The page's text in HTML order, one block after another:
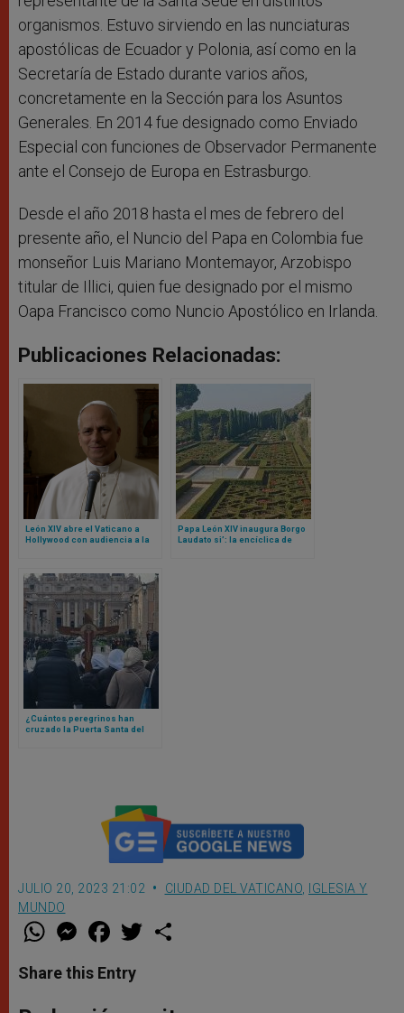
organismos. Estuvo sirviendo en las nunciaturas
apostólicas de Ecuador y Polonia, así como en la
Secretaría de Estado durante varios años,
concretamente en la Sección para los Asuntos
Generales. En 2014 fue designado como Enviado
Especial con funciones de Observador Permanente
ante el Consejo de Europa en Estrasburgo.
Desde el año 2018 hasta el mes de febrero del
presente año, el Nuncio del Papa en Colombia fue
monseñor Luis Mariano Montemayor, Arzobispo
titular de Illici, quien fue designado por el mismo
Oapa Francisco como Nuncio Apostólico en Irlanda.
Publicaciones Relacionadas:
León XIV abre el Vaticano a
Hollywood con audiencia a la
Papa León XIV inaugura Borgo
Laudato si’: la encíclica de
¿Cuántos peregrinos han
cruzado la Puerta Santa del
JULIO 20, 2023 21:02 CIUDAD DEL VATICANO,
IGLESIA Y
MUNDO
W
t
s
M
e
s
e
F
a
e
b
w
Share this Entry